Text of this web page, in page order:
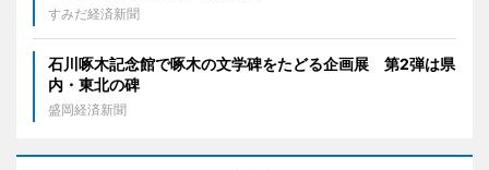
すみだ経済新聞
石川啄木記念館で啄木の文学碑をたどる企画展 第2弾は県
内・東北の碑
盛岡経済新聞